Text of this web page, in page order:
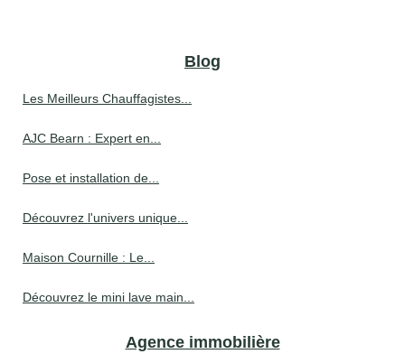
Blog
Les Meilleurs Chauffagistes...
AJC Bearn : Expert en...
Pose et installation de...
Découvrez l'univers unique...
Maison Cournille : Le...
Découvrez le mini lave main...
Agence immobilière